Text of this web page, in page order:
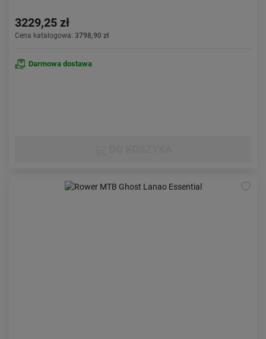
3229,25 zł
Cena katalogowa: 3798,90 zł
Darmowa dostawa